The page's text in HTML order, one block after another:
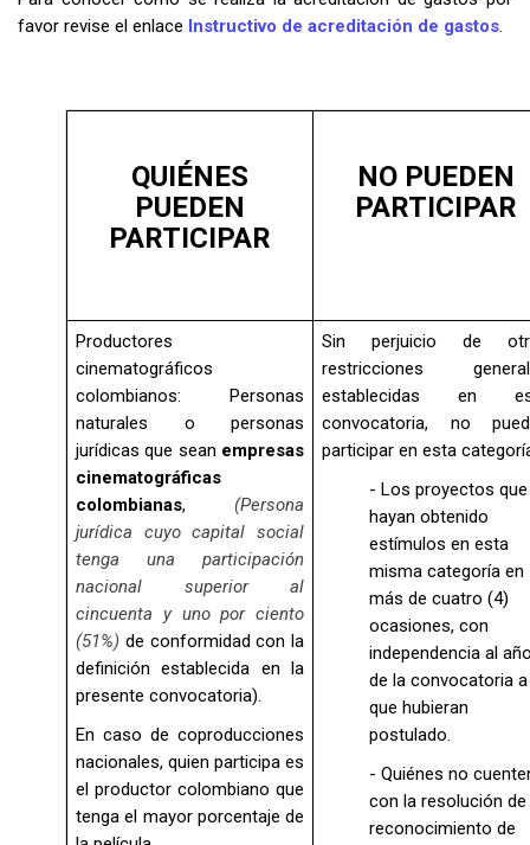
favor revise el enlace Instructivo de acreditación de gastos.
QUIÉNES
PUEDEN
PARTICIPAR
NO PUEDEN
PARTICIPAR
Productores
cinematográficos
colombianos: Personas
naturales o personas
jurídicas que sean empresas
cinematográficas
colombianas,(Persona
jurídica cuyo capital social
tenga una participación
nacional superior al
cincuenta y uno por ciento
(51%) de conformidad con la
definición establecida en la
presente convocatoria).
En caso de coproducciones
nacionales, quien participa es
el productor colombiano que
tenga el mayor porcentaje de
Sin perjuicio de
restricciones
establecidas en
convocatoria, no
participar en esta
- Los proyectos que
hayan obtenido
estímulos en esta
misma categoría en
más de cuatro (4)
ocasiones, con
independencia al
de la convocatoria a
que hubieran
postulado.
- Quiénes no
con la resolución de
reconocimiento de